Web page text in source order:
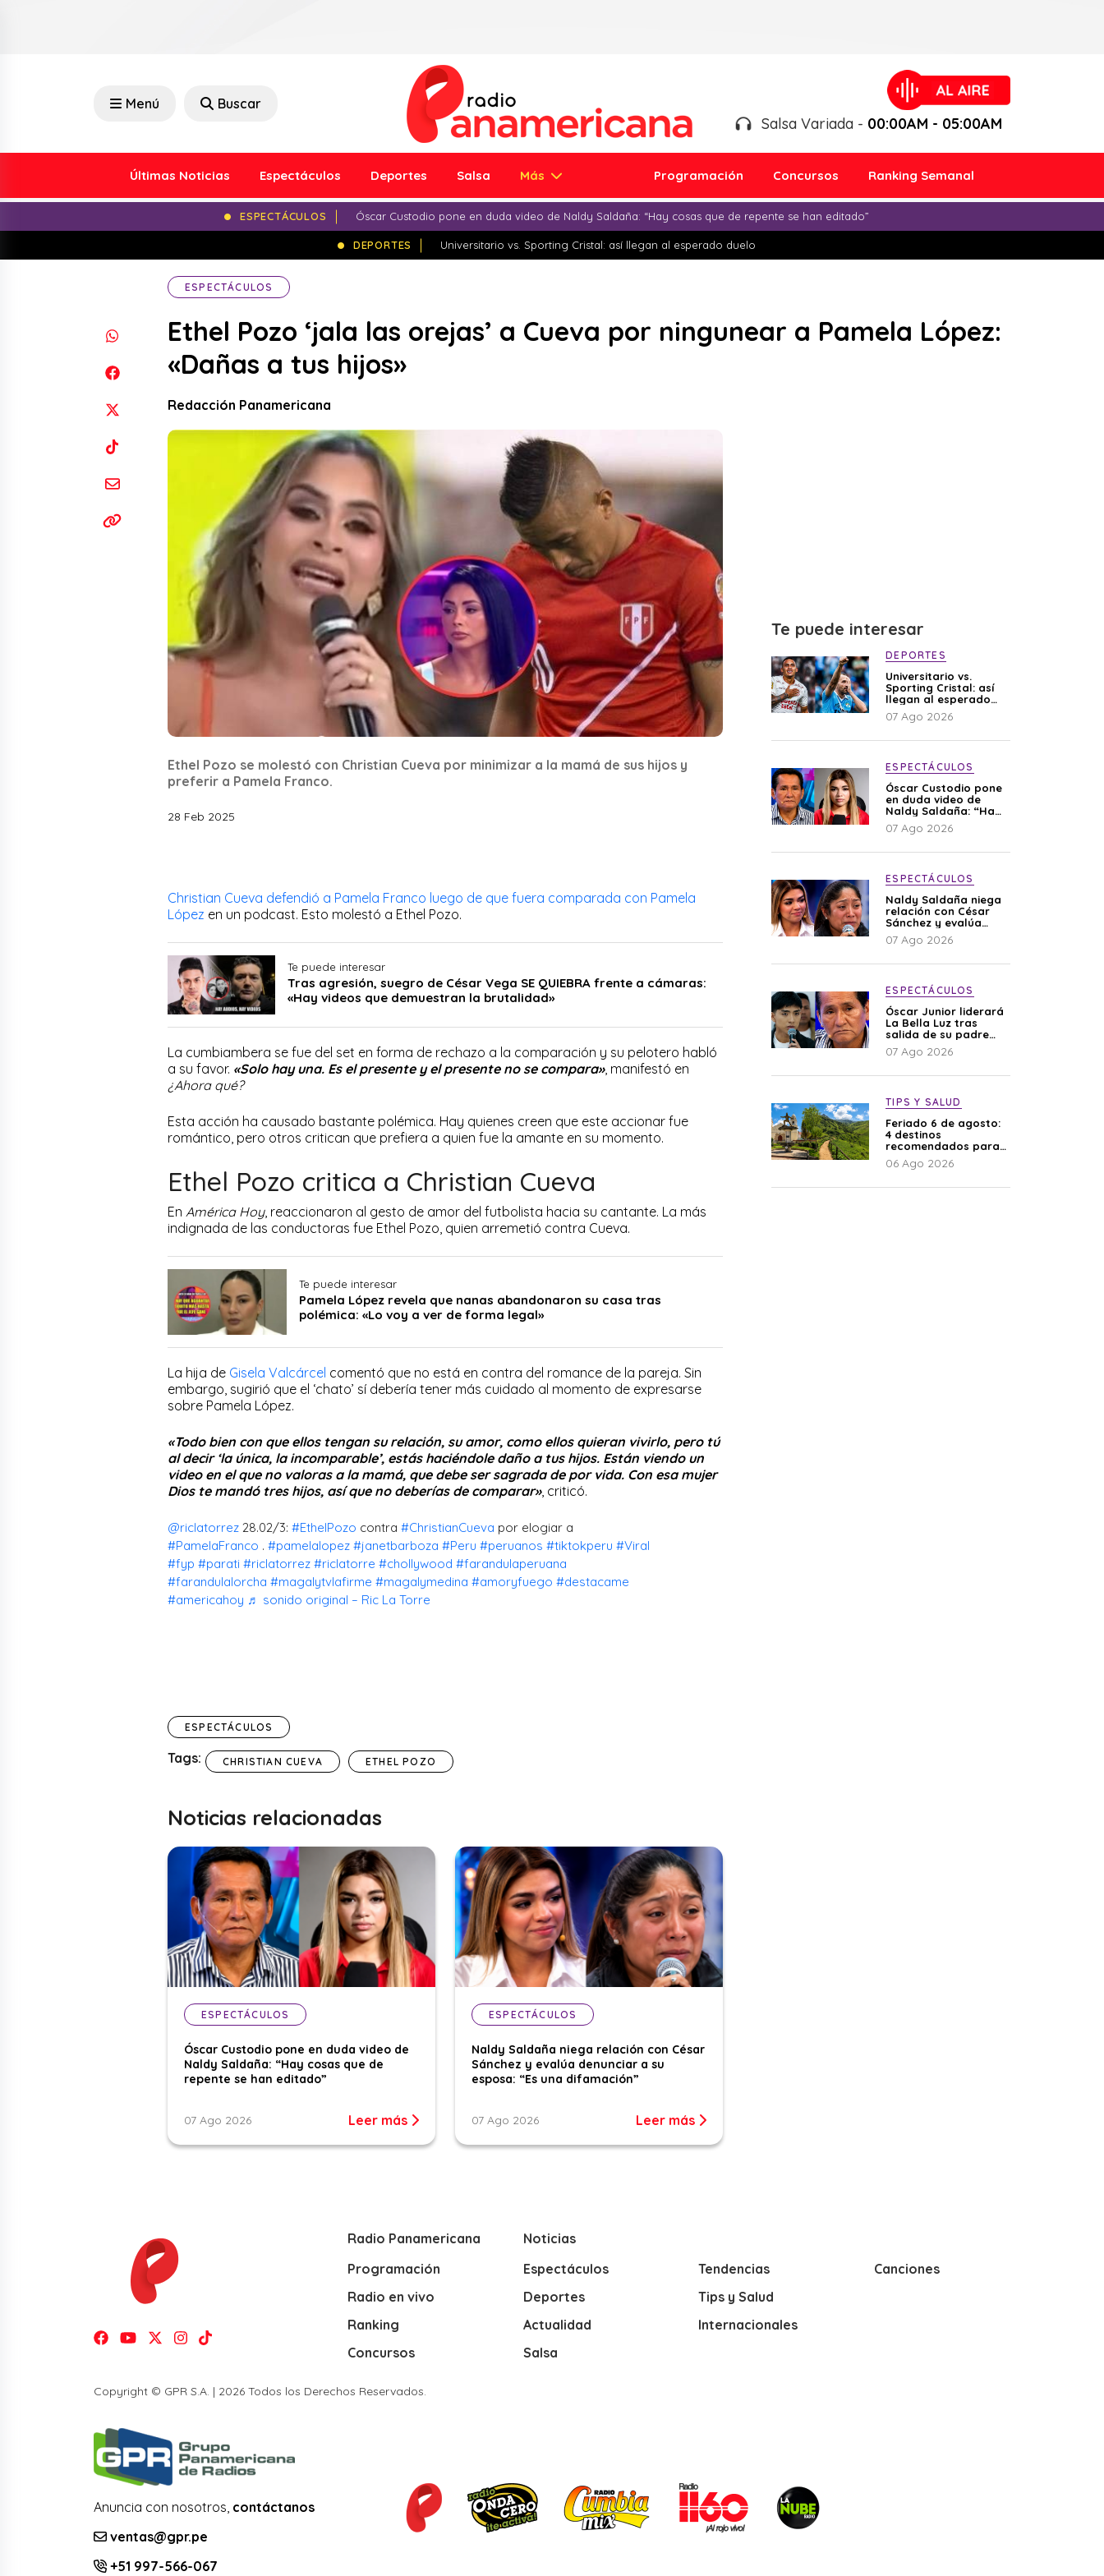
Menú Buscar
Salsa Variada - 00:00AM - 05:00AM
Últimas Noticias Espectáculos Deportes Salsa Más Programación Concursos Ranking Semanal
ESPECTÁCULOS Óscar Custodio pone en duda video de Naldy Saldaña: “Hay cosas que de repente se han editado”
DEPORTES Universitario vs. Sporting Cristal: así llegan al esperado duelo
ESPECTÁCULOS
Ethel Pozo ‘jala las orejas’ a Cueva por ningunear a Pamela López:
«Dañas a tus hijos»
Redacción Panamericana
Ethel Pozo se molestó con Christian Cueva por minimizar a la mamá de sus hijos y
preferir a Pamela Franco.
28 Feb 2025
Christian Cueva defendió a Pamela Franco luego de que fuera comparada con Pamela
López en un podcast. Esto molestó a Ethel Pozo.
Te puede interesar
Tras agresión, suegro de César Vega SE QUIEBRA frente a cámaras:
«Hay videos que demuestran la brutalidad»
La cumbiambera se fue del set en forma de rechazo a la comparación y su pelotero habló
a su favor. «Solo hay una. Es el presente y el presente no se compara», manifestó en
¿Ahora qué?
Esta acción ha causado bastante polémica. Hay quienes creen que este accionar fue
romántico, pero otros critican que prefiera a quien fue la amante en su momento.
Ethel Pozo critica a Christian Cueva
En América Hoy, reaccionaron al gesto de amor del futbolista hacia su cantante. La más
indignada de las conductoras fue Ethel Pozo, quien arremetió contra Cueva.
Te puede interesar
Pamela López revela que nanas abandonaron su casa tras
polémica: «Lo voy a ver de forma legal»
La hija de Gisela Valcárcel comentó que no está en contra del romance de la pareja. Sin
embargo, sugirió que el ‘chato’ sí debería tener más cuidado al momento de expresarse
sobre Pamela López.
«Todo bien con que ellos tengan su relación, su amor, como ellos quieran vivirlo, pero tú
al decir ‘la única, la incomparable’, estás haciéndole daño a tus hijos. Están viendo un
video en el que no valoras a la mamá, que debe ser sagrada de por vida. Con esa mujer
Dios te mandó tres hijos, así que no deberías de comparar», criticó.
@riclatorrez 28.02/3: #EthelPozo contra #ChristianCueva por elogiar a
#PamelaFranco . #pamelalopez #janetbarboza #Peru #peruanos #tiktokperu #Viral
#fyp #parati #riclatorrez #riclatorre #chollywood #farandulaperuana
#farandulalorcha #magalytvlafirme #magalymedina #amoryfuego #destacame
#americahoy ♬ sonido original – Ric La Torre
ESPECTÁCULOS
Tags: CHRISTIAN CUEVA ETHEL POZO
Noticias relacionadas
ESPECTÁCULOS
Óscar Custodio pone en duda video de
Naldy Saldaña: “Hay cosas que de
repente se han editado”
07 Ago 2026 Leer más
ESPECTÁCULOS
Naldy Saldaña niega relación con César
Sánchez y evalúa denunciar a su
esposa: “Es una difamación”
07 Ago 2026 Leer más
Te puede interesar
DEPORTES
Universitario vs.
Sporting Cristal: así
llegan al esperado
duelo
07 Ago 2026
ESPECTÁCULOS
Óscar Custodio pone
en duda video de
Naldy Saldaña: “Hay
cosas que de repente
se han editado”
07 Ago 2026
ESPECTÁCULOS
Naldy Saldaña niega
relación con César
Sánchez y evalúa
denunciar a su
esposa: “Es una
07 Ago 2026
ESPECTÁCULOS
Óscar Junior liderará
La Bella Luz tras
salida de su padre
por polémica con
Naldy Saldaña
07 Ago 2026
TIPS Y SALUD
Feriado 6 de agosto:
4 destinos
recomendados para
disfrutar el descanso
06 Ago 2026
Radio Panamericana
Programación
Radio en vivo
Ranking
Concursos
Noticias
Espectáculos
Deportes
Actualidad
Salsa
Tendencias
Tips y Salud
Internacionales
Canciones
Copyright © GPR S.A. | 2026 Todos los Derechos Reservados.
Anuncia con nosotros, contáctanos
ventas@gpr.pe
+51 997-566-067